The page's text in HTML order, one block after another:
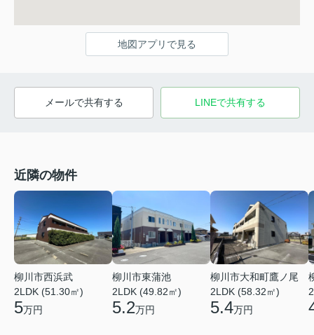
地図アプリで見る
メールで共有する LINEで共有する
近隣の物件
柳川市西浜武
2LDK (51.30㎡)
5万円
柳川市東蒲池
2LDK (49.82㎡)
5.2万円
柳川市大和町鷹ノ尾
2LDK (58.32㎡)
5.4万円